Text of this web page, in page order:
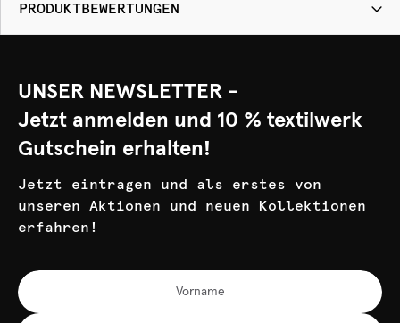
PRODUKTBEWERTUNGEN
UNSER NEWSLETTER -
Jetzt anmelden und 10 % textilwerk
Gutschein erhalten!
Jetzt eintragen und als erstes von
unseren Aktionen und neuen Kollektionen
erfahren!